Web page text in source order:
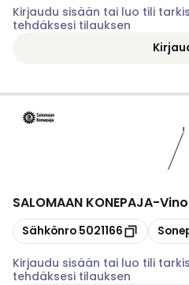
Kirjaudu sisään tai luo tili
tehdäksesi tilauksen
SALOMAAN KONEPAJA-
Kopioi
Sähkönro 5021166 Kopioi
Kirjaudu sisään tai luo tili
tehdäksesi tilauksen